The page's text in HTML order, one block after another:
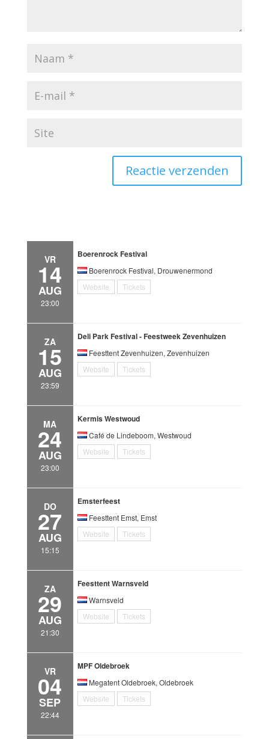
VR
14
AUG
23:00
Boerenrock Festival
Boerenrock Festival, Drouwenermond
Website
Tickets
ZA
15
AUG
23:59
Deli Park Festival - Feestweek Zevenhuizen
Feesttent Zevenhuizen, Zevenhuizen
Website
Tickets
MA
24
AUG
23:00
Kermis Westwoud
Café de Lindeboom, Westwoud
Website
Tickets
DO
27
AUG
15:15
Emsterfeest
Feesttent Emst, Emst
Website
Tickets
ZA
29
AUG
21:30
Feesttent Warnsveld
Warnsveld
Website
Tickets
VR
04
SEP
22:44
MPF Oldebroek
Megatent Oldebroek, Oldebroek
Website
Tickets